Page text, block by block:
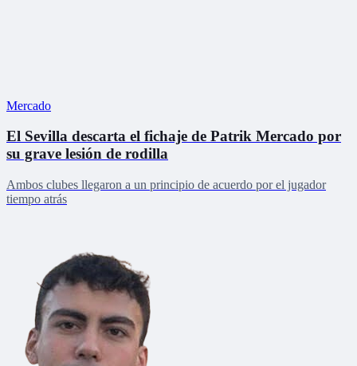
Mercado
El Sevilla descarta el fichaje de Patrik Mercado por
su grave lesión de rodilla
Ambos clubes llegaron a un principio de acuerdo por el jugador
tiempo atrás